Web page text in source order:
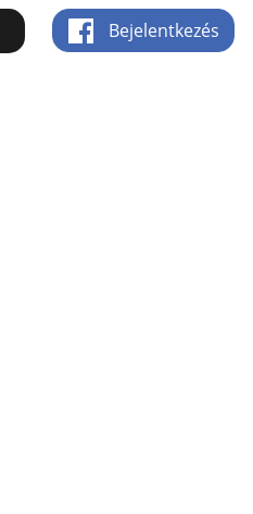
Bejelentkezés